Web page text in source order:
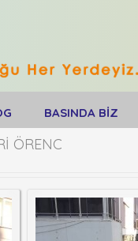
BASINDA BİZ
ÖRENC